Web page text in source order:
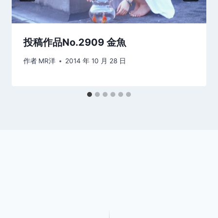
投稿作品No.2909 金魚
作者 MR洋 2014 年 10 月 28 日